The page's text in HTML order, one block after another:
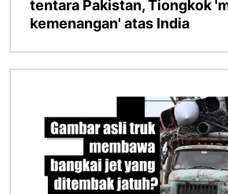
tentara Pakistan, Tiongkok
kemenangan' atas India